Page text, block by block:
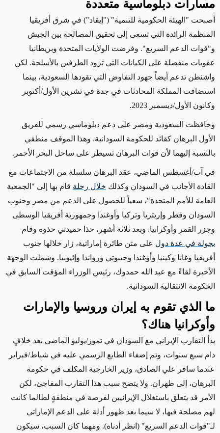
مسارات دبلوماسية متعددة
أصبحت "الهيئة الحكومية للتنمية" ("إيقاد") في شرق أفريقيا
المنظمة الرائدة التي تسعى إلى تحقيق المصالحة بين الجيش
و"قوات الدعم السريع". وفرضت الولايات المتحدة وبريطانيا
عقوبات منفصلة على الكيانات التي تزود الطرفين بالأسلحة. لكن
واشنطن تدعم أيضاً جهود التفاوض التي تقودها السعودية، بينما
استضافت المملكة المحادثات في جدة في تشرين الأول/أكتوبر
وكانون الأول/ديسمبر 2023.
وحافظت السعودية ومصر على دعم دبلوماسي رسمي للفريق
الأول البرهان كقائد للحكومة السودانية. وهذا الموقف منطقي
بالنسبة إليهما لأن قوات البرهان تسيطر على ساحل البحر الأحمر.
في آب/أغسطس الماضي، عقد البرهان سلسلة من الاجتماعات مع
القادة الأجانب في السودان وكذلك خلال رحلة قام بها إلى "الجمعية
العامة للأمم المتحدة"، سعياً للحصول على الدعم من مصر وجنوب
السودان وقطر وإريتريا وتركيا وأوغندا وجمهورية أفريقيا الوسطى
وجزر القمر وأوكرانيا. وبعد ثلاثة أشهر، حذا حميدتي حذوه وقام
بجولة في عدة دول على متن طائرة إماراتية، زار خلالها جنوب
أفريقيا وغانا وكينيا وأوغندا وجيبوتي ورواندا وإثيوبيا. وشملت الوجهة
الأخيرة لقاءً مع عبد الله حمدوك، رئيس الوزراء المؤقت السابق في
الحكومة الانتقالية السودانية.
ما الذي تقوم به إيران وروسيا والإمارات
وأوكرانيا هناك؟
بدأ التقارب الإيراني مع السودان في تموز/يوليو الماضي بعد خلافٍ
دام سبع سنوات، وتم إضفاء الطابع الرسمي عليه في شباط/فبراير
عندما سافر علي الصادق، وزير الخارجية المكلف في حكومة
البرهان، إلى طهران. ولا يتضح سبب هذا التقارب المفاجئ، لكن
الأمر قد يتعلق باستغلال الإيرانيين لفرصة في منطقةٍ لطالما كانت
لهم مصلحة فيها، لا سيما بعد ظهور أدلة على الدعم الإماراتي
لـ"قوات الدعم السريع" (انظر أدناه). ومهما كان السبب، سيكون